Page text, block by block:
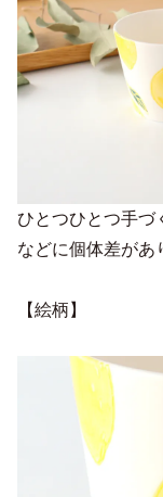
ひとつひとつ手づ
などに個体差があ
【絵柄】